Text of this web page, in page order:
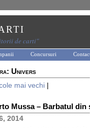
de carti"
Concursuri
Univers
mai vechi
Mussa – Barbatul din
2014